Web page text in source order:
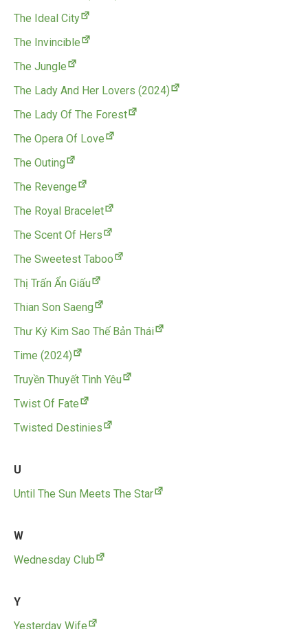
The Ideal City
The Invincible
The Jungle
The Lady And Her Lovers (2024)
The Lady Of The Forest
The Opera Of Love
The Outing
The Revenge
The Royal Bracelet
The Scent Of Hers
The Sweetest Taboo
Thị Trấn Ẩn Giấu
Thian Son Saeng
Thư Ký Kim Sao Thế Bản Thái
Time (2024)
Truyền Thuyết Tình Yêu
Twist Of Fate
Twisted Destinies
U
Until The Sun Meets The Star
W
Wednesday Club
Y
Yesterday Wife